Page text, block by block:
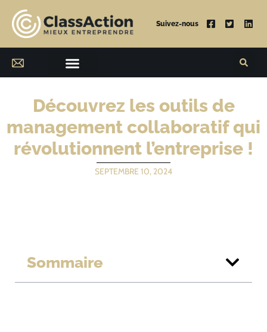
Suivez-nous
Découvrez les outils de
management collaboratif qui
révolutionnent l’entreprise !
SEPTEMBRE 10, 2024
Sommaire